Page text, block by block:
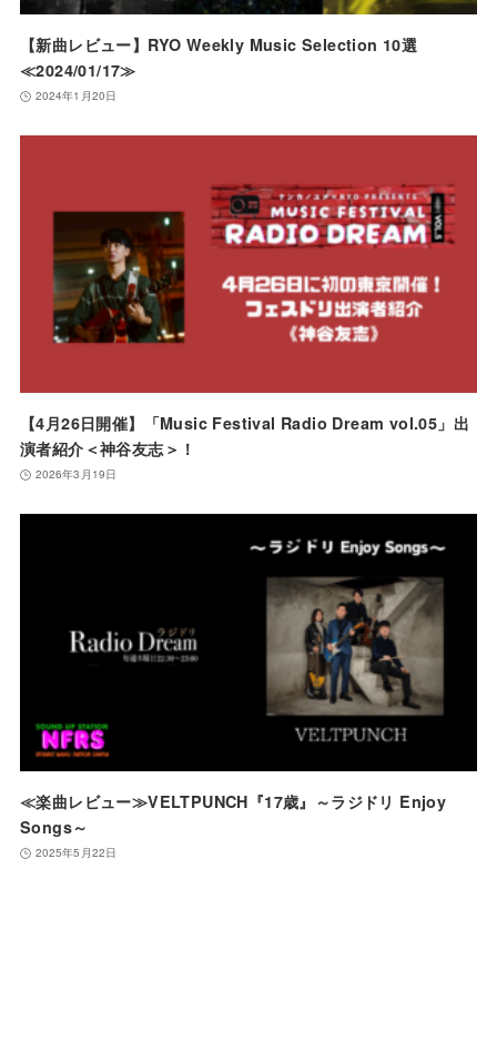
【新曲レビュー】RYO Weekly Music Selection 10選
≪2024/01/17≫
2024年1月20日
【4月26日開催】「Music Festival Radio Dream vol.05」出
演者紹介＜神谷友志＞！
2026年3月19日
≪楽曲レビュー≫VELTPUNCH『17歳』～ラジドリ Enjoy
Songs～
2025年5月22日